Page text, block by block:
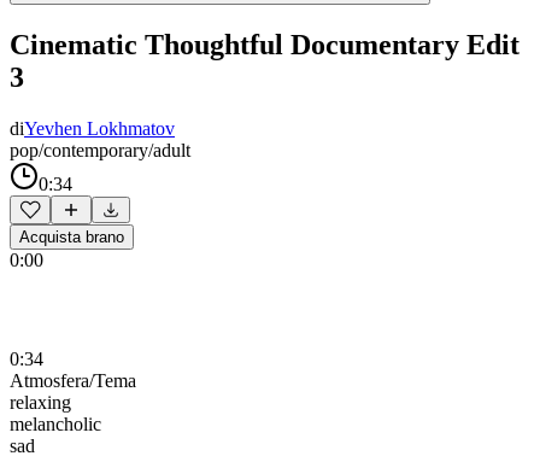
Cinematic Thoughtful Documentary Edit
3
diYevhen Lokhmatov
pop/contemporary/adult
0:34
Acquista brano
0:00
0:34
Atmosfera/Tema
relaxing
melancholic
sad